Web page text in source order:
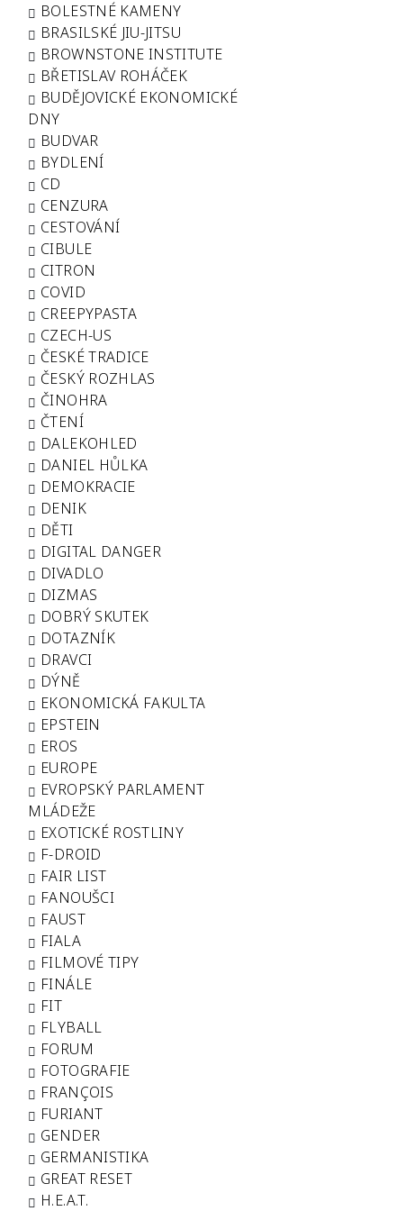
BOLESTNÉ KAMENY
BRASILSKÉ JIU-JITSU
BROWNSTONE INSTITUTE
BŘETISLAV ROHÁČEK
BUDĚJOVICKÉ EKONOMICKÉ
DNY
BUDVAR
BYDLENÍ
CD
CENZURA
CESTOVÁNÍ
CIBULE
CITRON
COVID
CREEPYPASTA
CZECH-US
ČESKÉ TRADICE
ČESKÝ ROZHLAS
ČINOHRA
ČTENÍ
DALEKOHLED
DANIEL HŮLKA
DEMOKRACIE
DENIK
DĚTI
DIGITAL DANGER
DIVADLO
DIZMAS
DOBRÝ SKUTEK
DOTAZNÍK
DRAVCI
DÝNĚ
EKONOMICKÁ FAKULTA
EPSTEIN
EROS
EUROPE
EVROPSKÝ PARLAMENT
MLÁDEŽE
EXOTICKÉ ROSTLINY
F-DROID
FAIR LIST
FANOUŠCI
FAUST
FIALA
FILMOVÉ TIPY
FINÁLE
FIT
FLYBALL
FORUM
FOTOGRAFIE
FRANÇOIS
FURIANT
GENDER
GERMANISTIKA
GREAT RESET
H.E.A.T.